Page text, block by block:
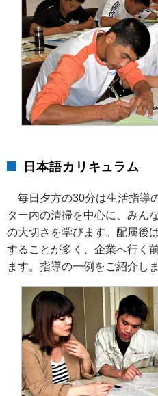
日本語カリキュラム
毎日夕方の30分は生活指導
ター内の清掃を中心に、みん
の大切さを学びます。配属後
することが多く、企業へ行く
ます。指導の一例をご紹介しま